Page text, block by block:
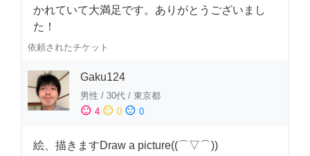
かれていて大満足です。ありがとうございまし
た！
依頼されたチケット
Gaku124
男性 / 30代 / 東京都
sentiment_satisfied 4 sentiment_neutral 0 sentiment_dissatisfied 0
絵、描きますDraw a picture((⌒▽⌒))